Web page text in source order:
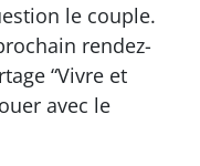
le couple.
rendez-
“Vivre et
avec le